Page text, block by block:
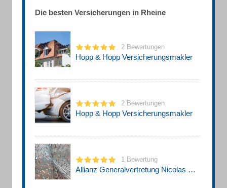
Die besten Versicherungen in Rheine
2 Bewertungen
Hopp & Hopp Versicherungsmakler
2 Bewertungen
Hopp & Hopp Versicherungsmakler
1 Bewertung
Allianz Generalvertretung Nicolas Fays Versicherungsagentur